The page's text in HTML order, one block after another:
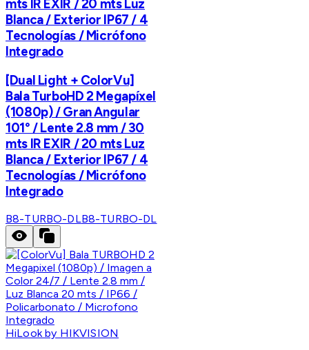
mts IR EXIR / 20 mts Luz
Blanca / Exterior IP67 / 4
Tecnologías / Micrófono
Integrado
[Dual Light + ColorVu]
Bala TurboHD 2 Megapíxel
(1080p) / Gran Angular
101° / Lente 2.8 mm / 30
mts IR EXIR / 20 mts Luz
Blanca / Exterior IP67 / 4
Tecnologías / Micrófono
Integrado
B8-TURBO-DLB8-TURBO-DL
HiLook by HIKVISION